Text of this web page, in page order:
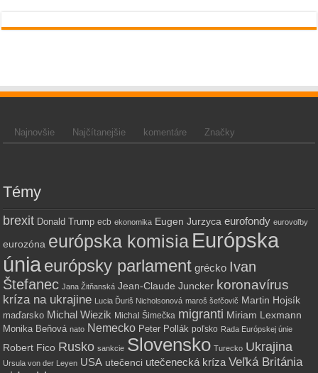
Najnovšie Najčítanejšie komentáre Značky
Témy
brexit Donald Trump ecb ekonomika Eugen Jurzyca eurofondy eurovoľby
eurozóna európska komisia Európska
úniaeurópsky parlament grécko Ivan
Štefanec Jana Žitňanská Jean-Claude Juncker koronavírus
kríza na ukrajine Lucia Ďuriš Nicholsonová maroš šefčovič Martin Hojsík
maďarsko Michal Wiezik Michal Šimečka migranti Miriam Lexmann
Monika Beňová nato Nemecko Peter Pollák poľsko Rada Európskej únie
Robert Fico Rusko sankcie Slovensko Turecko Ukrajina
Ursula von der Leyen USA utečenci utečenecká kríza Veľká Británia